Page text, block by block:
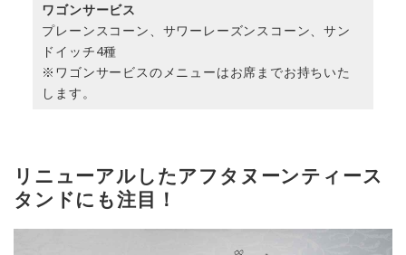
ワゴンサービス
プレーンスコーン、サワーレーズンスコーン、サン
ドイッチ4種
※ワゴンサービスのメニューはお席までお持ちいた
します。
リニューアルしたアフタヌーンティース
タンドにも注目！